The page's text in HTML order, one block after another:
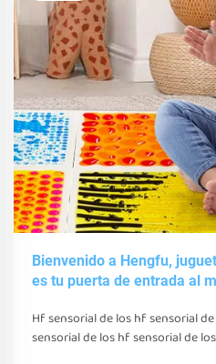
Bienvenido a Hengfu,
es tu puerta de entrada al
Hf sensorial de los hf sensorial
sensorial de los hf sensorial de